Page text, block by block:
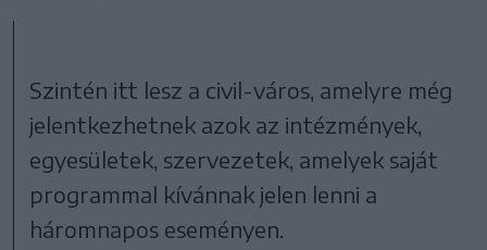
Szintén itt lesz a civil-város, amelyre még
jelentkezhetnek azok az intézmények,
egyesületek, szervezetek, amelyek saját
programmal kívánnak jelen lenni a
háromnapos eseményen.